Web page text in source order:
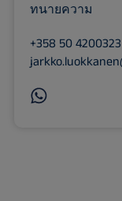
ทนายความ
+358 50 4200323